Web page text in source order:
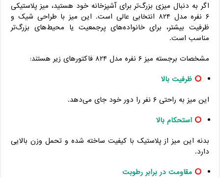
اگر به دنبال میزی بزرگ‌تر برای آشپزخانه خود هستید، میز پلاستیکی
۶ نفره مدل ۸۲۴ انتخابی عالی است. این میز با طراحی شیک و
ظرفیت بیشتر، برای خانواده‌های پرجمعیت یا محیط‌های بزرگ‌تر
مناسب است.
مشخصات برجسته میز ۶ نفره مدل ۸۲۴ فاکتورهای زیر هستند:
ظرفیت بالا
این میز به راحتی ۶ نفر را دور خود جای می‌دهد.
استحکام بالا
بدنه این میز از پلاستیک با کیفیت ساخته شده و تحمل وزن بالایی
دارد.
مقاومت در برابر رطوبت